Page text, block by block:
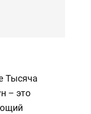
Тысяча
– это